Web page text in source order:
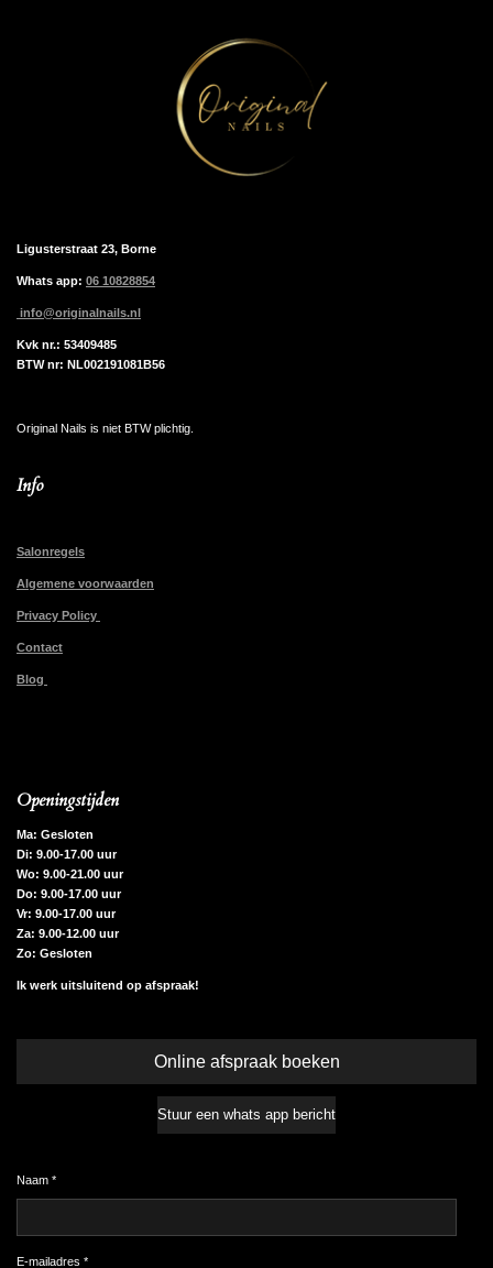
Ligusterstraat 23, Borne
Whats app: 06 10828854
info@originalnails.nl
Kvk nr.: 53409485
BTW nr: NL002191081B56
Original Nails is niet BTW plichtig.
Info
Salonregels
Algemene voorwaarden
Privacy Policy
Contact
Blog
Openingstijden
Ma: Gesloten
Di: 9.00-17.00 uur
Wo: 9.00-21.00 uur
Do: 9.00-17.00 uur
Vr: 9.00-17.00 uur
Za: 9.00-12.00 uur
Zo: Gesloten
Ik werk uitsluitend op afspraak!
Online afspraak boeken
Stuur een whats app bericht
Naam *
E-mailadres *